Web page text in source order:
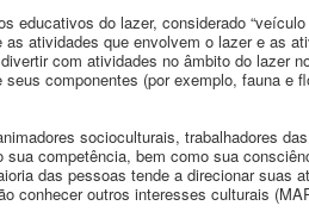
educativos do lazer, considerado
atividades que envolvem o lazer e as
com atividades no âmbito do lazer
componentes (por exemplo, fauna e
socioculturais, trabalhadores
sua competência, bem como sua
das pessoas tende a direcionar suas
conhecer outros interesses culturais